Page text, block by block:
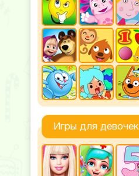
Игры для девочек